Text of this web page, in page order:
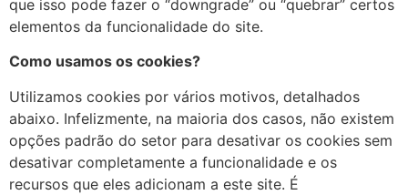
que isso pode fazer o “downgrade” ou “quebrar” certos
elementos da funcionalidade do site.
Como usamos os cookies?
Utilizamos cookies por vários motivos, detalhados
abaixo. Infelizmente, na maioria dos casos, não existem
opções padrão do setor para desativar os cookies sem
desativar completamente a funcionalidade e os
recursos que eles adicionam a este site. É